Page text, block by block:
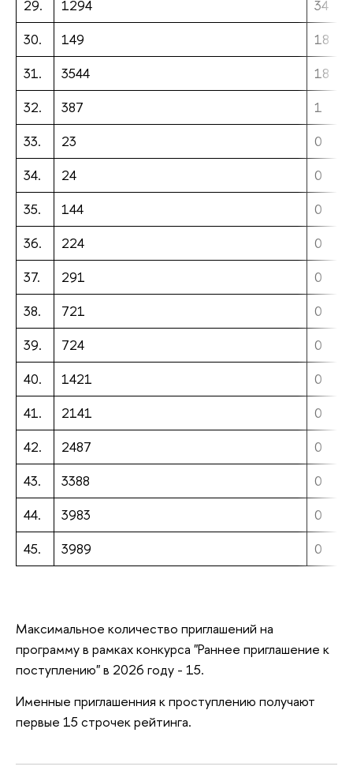
29. 1294
34
30.
149
18
31.
3544
18
32.
387
1
33.
23
0
34.
24
0
35.
144
0
36.
224
0
37.
291
0
38.
721
0
39.
724
0
40.
1421
0
41.
2141
0
42.
2487
0
43.
3388
0
44.
3983
0
45.
3989 0
Максимальное количество приглашений на
программу в рамках конкурса "Раннее приглашение к
поступлению" в 2026 году - 15.
Именные приглашенния к проступлению получают
первые 15 строчек рейтинга.